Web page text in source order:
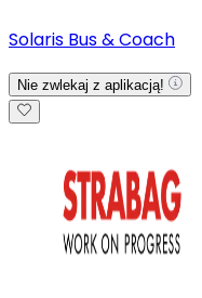
Solaris Bus & Coach
Nie zwlekaj z aplikacją!